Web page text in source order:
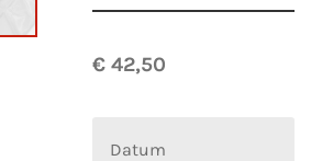
€ 42,50
Datum